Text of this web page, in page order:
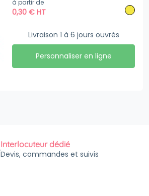
à partir de
0,30€ HT
Livraison 1 à 6 jours ouvrés
Personnaliser en ligne
Interlocuteur dédié
Devis, commandes et suivis